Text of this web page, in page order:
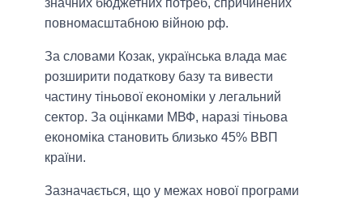
значних бюджетних потреб, спричинених
повномасштабною війною рф.
За словами Козак, українська влада має
розширити податкову базу та вивести
частину тіньової економіки у легальний
сектор. За оцінками МВФ, наразі тіньова
економіка становить близько 45% ВВП
країни.
Зазначається, що у межах нової програми